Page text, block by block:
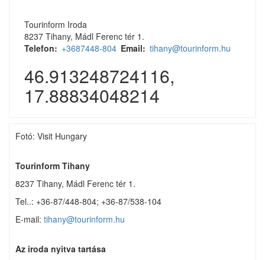
Tourinform Iroda
8237 Tihany, Mádl Ferenc tér 1.
Telefon
+3687448-804 Email tihany@tourinform.hu
46.913248724116,
17.88834048214
Fotó: Visit Hungary
Tourinform Tihany
8237 Tihany, Mádl Ferenc tér 1.
Tel..: +36-87/448-804; +36-87/538-104
E-mail: tihany@tourinform.hu
Az iroda nyitva tartása